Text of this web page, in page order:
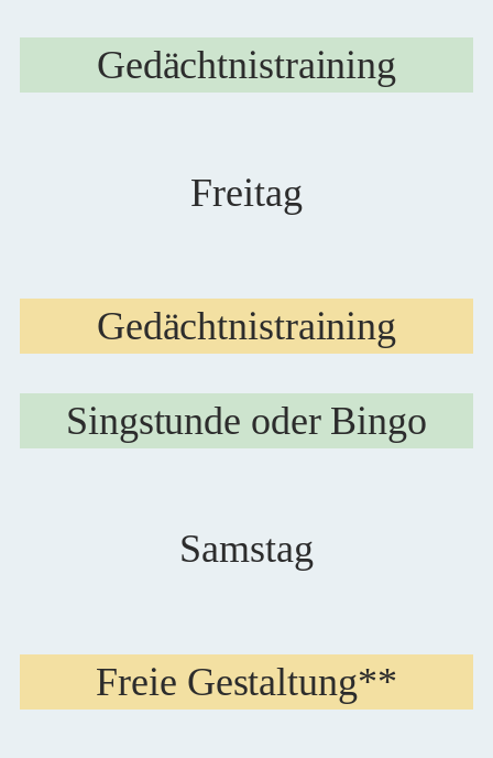
Gedächtnistraining
Freitag
Gedächtnistraining
Singstunde oder Bingo
Samstag
Freie Gestaltung**